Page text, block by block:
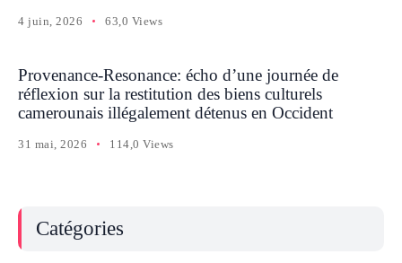
4 juin, 2026 63,0 Views
Provenance-Resonance: écho d’une journée de
réflexion sur la restitution des biens culturels
camerounais illégalement détenus en Occident
31 mai, 2026 114,0 Views
Catégories